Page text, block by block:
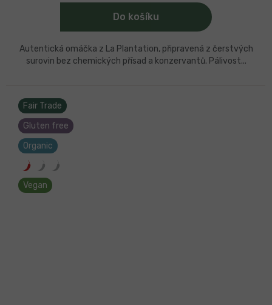
Do košíku
Autentická omáčka z La Plantation, připravená z čerstvých
surovin bez chemických přísad a konzervantů. Pálivost...
Fair Trade
Gluten free
Organic
Vegan